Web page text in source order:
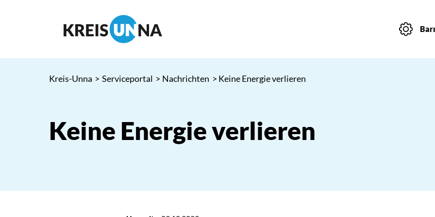
Kreis-Unna > Serviceportal > Nachrichten > Keine Energie verlieren
Keine Energie verlieren